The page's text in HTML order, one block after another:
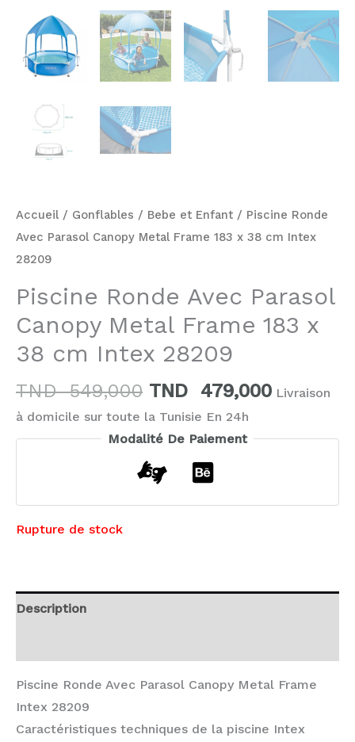
Accueil / Gonflables / Bebe et Enfant / Piscine Ronde
Avec Parasol Canopy Metal Frame 183 x 38 cm Intex
28209
Piscine Ronde Avec Parasol
Canopy Metal Frame 183 x
38 cm Intex 28209
TND549,000 TND 479,000 Livraison
à domicile sur toute la Tunisie En 24h
Modalité De Paiement
Rupture de stock
Description
Piscine Ronde Avec Parasol Canopy Metal Frame
Intex 28209
Caractéristiques techniques de la piscine Intex